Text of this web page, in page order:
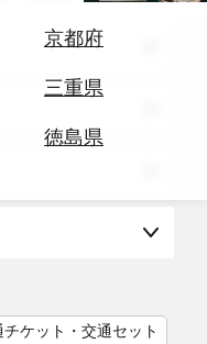
京都府
三重県
徳島県
チケット・交通セット